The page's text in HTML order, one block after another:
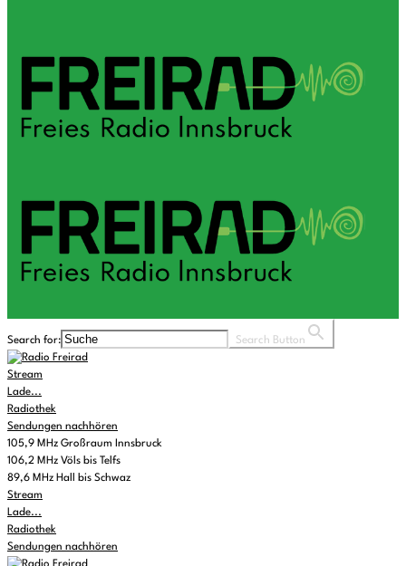
Search for: Search Button
Stream
Lade...
Radiothek
Sendungen nachhören
105,9 MHz Großraum Innsbruck
106,2 MHz Völs bis Telfs
89,6 MHz Hall bis Schwaz
Stream
Lade...
Radiothek
Sendungen nachhören